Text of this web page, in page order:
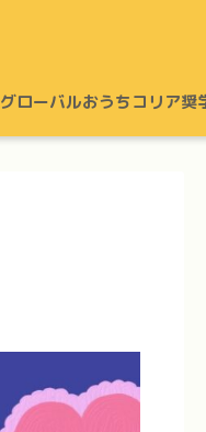
グローバルおうちコリア奨